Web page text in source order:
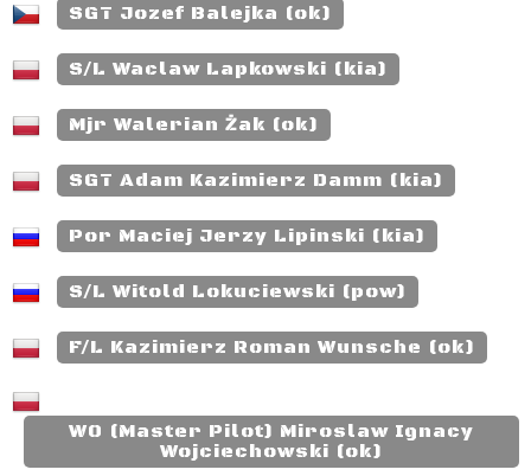
SGT Jozef Balejka (ok)
S/L Waclaw Lapkowski (kia)
Mjr Walerian Żak (ok)
SGT Adam Kazimierz Damm (kia)
Por Maciej Jerzy Lipinski (kia)
S/L Witold Lokuciewski (pow)
F/L Kazimierz Roman Wunsche (ok)
WO (Master Pilot) Miroslaw Ignacy
Wojciechowski (ok)